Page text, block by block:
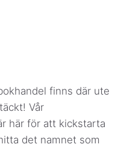
finns där ute
Vår
här för att kickstarta
det namnet som